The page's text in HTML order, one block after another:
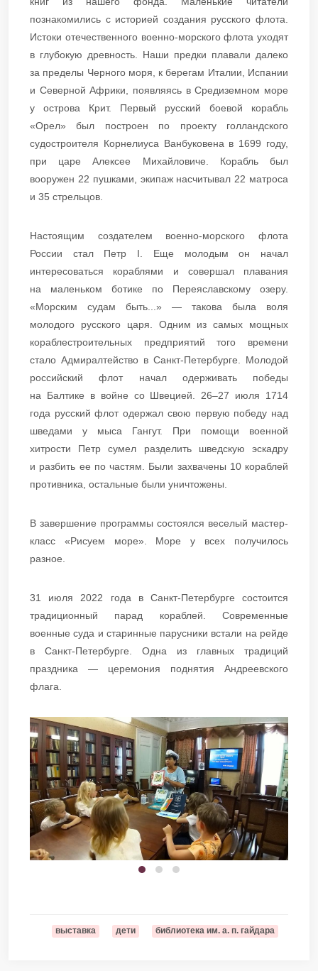
познакомились с историей создания русского флота.
Истоки отечественного военно-морского флота уходят
в глубокую древность. Наши предки плавали далеко
за пределы Черного моря, к берегам Италии, Испании
и Северной Африки, появляясь в Средиземном море
у острова Крит. Первый русский боевой корабль
«Орел» был построен по проекту голландского
судостроителя Корнелиуса Ванбуковена в 1699 году,
при царе Алексее Михайловиче. Корабль был
вооружен 22 пушками, экипаж насчитывал 22 матроса
и 35 стрельцов.
Настоящим создателем военно-морского флота
России стал Петр I. Еще молодым он начал
интересоваться кораблями и совершал плавания
на маленьком ботике по Переяславскому озеру.
«Морским судам быть...» — такова была воля
молодого русского царя. Одним из самых мощных
кораблестроительных предприятий того времени
стало Адмиралтейство в Санкт-Петербурге. Молодой
российский флот начал одерживать победы
на Балтике в войне со Швецией. 26–27 июля 1714
года русский флот одержал свою первую победу над
шведами у мыса Гангут. При помощи военной
хитрости Петр сумел разделить шведскую эскадру
и разбить ее по частям. Были захвачены 10 кораблей
противника, остальные были уничтожены.
В завершение программы состоялся веселый мастер-
класс «Рисуем море». Море у всех получилось
разное.
31 июля 2022 года в Санкт-Петербурге состоится
традиционный парад кораблей. Современные
военные суда и старинные парусники встали на рейде
в Санкт-Петербурге. Одна из главных традиций
праздника — церемония поднятия Андреевского
флага.
выставка дети библиотека им. а. п. гайдара